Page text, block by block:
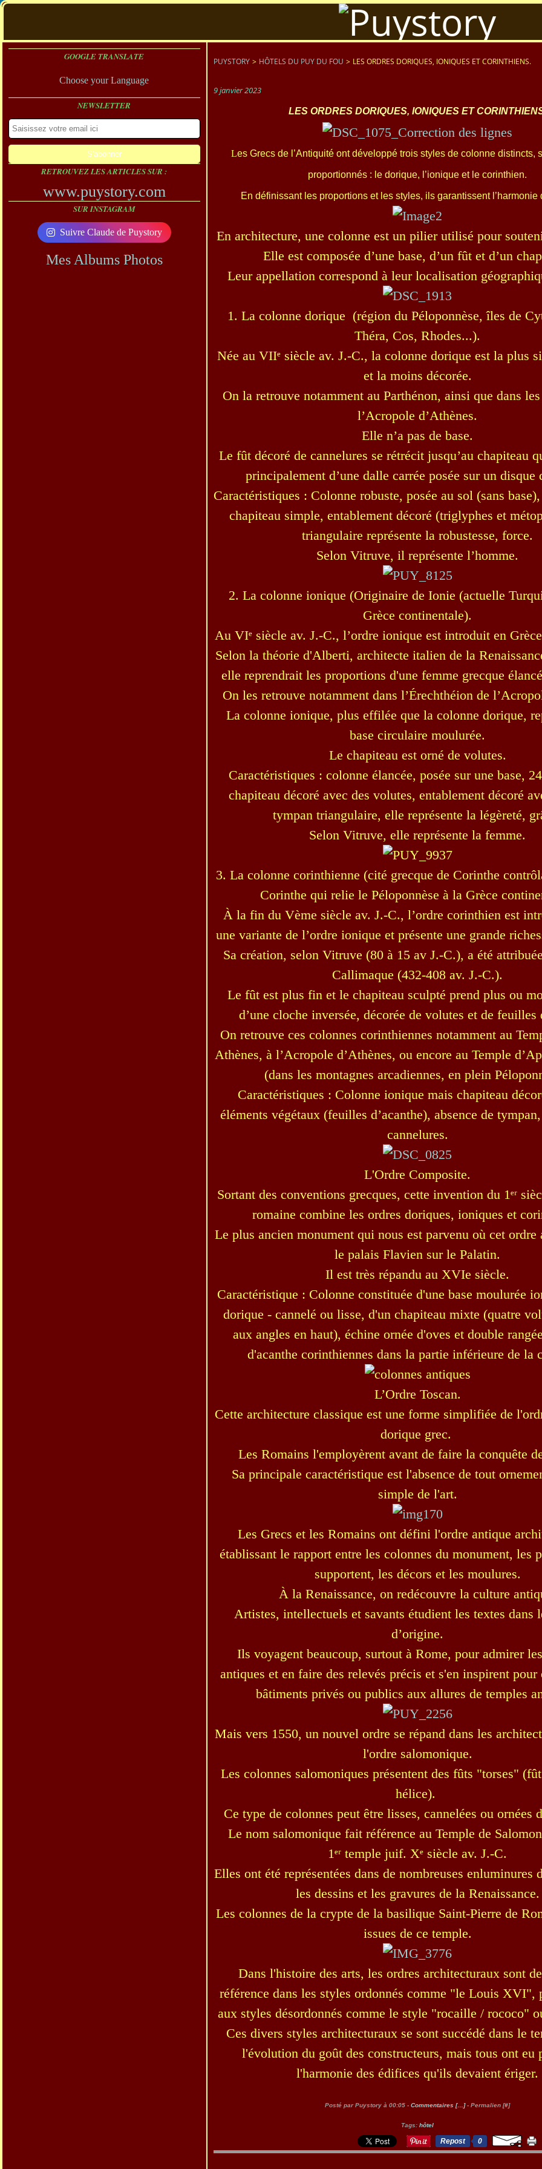
GOOGLE TRANSLATE
Choose your Language
NEWSLETTER
RETROUVEZ LES ARTICLES SUR :
www.puystory.com
SUR INSTAGRAM
Suivre Claude de Puystory
Mes Albums Photos
PUYSTORY > HÔTELS DU PUY DU FOU > LES ORDRES DORIQUES, IONIQUES ET CORINTHIENS.
9 janvier 2023
LES ORDRES DORIQUES, IONIQUES ET
Les Grecs de l’Antiquité ont développé trois styles de colonne distincts,
proportionnés : le dorique, l’ionique et le corinthien.
En définissant les proportions et les styles, ils garantissent l’harmonie
En architecture, une colonne est un pilier utilisé pour
Elle est composée d’une base, d’un fût et d’un
Leur appellation correspond à leur localisation
1. La colonne dorique (région du Péloponnèse, îles de
Théra, Cos, Rhodes...).
Née au VIIᵉ siècle av. J.-C., la colonne dorique est la plus
et la moins décorée.
On la retrouve notamment au Parthénon, ainsi que dans
l’Acropole d’Athènes.
Elle n’a pas de base.
Le fût décoré de cannelures se rétrécit jusqu’au chapiteau
principalement d’une dalle carrée posée sur un disque
Caractéristiques : Colonne robuste, posée au sol (sans
chapiteau simple, entablement décoré (triglyphes et
triangulaire représente la robustesse, force.
Selon Vitruve, il représente l’homme.
2. La colonne ionique (Originaire de Ionie (actuelle
Grèce continentale).
Au VIᵉ siècle av. J.-C., l’ordre ionique est introduit en
Selon la théorie d'Alberti, architecte italien de la
elle reprendrait les proportions d'une femme grecque
On les retrouve notamment dans l’Érechthéion de
La colonne ionique, plus effilée que la colonne dorique,
base circulaire moulurée.
Le chapiteau est orné de volutes.
Caractéristiques : colonne élancée, posée sur une base,
chapiteau décoré avec des volutes, entablement décoré
tympan triangulaire, elle représente la légèreté,
Selon Vitruve, elle représente la femme.
3. La colonne corinthienne (cité grecque de Corinthe
Corinthe qui relie le Péloponnèse à la Grèce
À la fin du Vème siècle av. J.-C., l’ordre corinthien est
une variante de l’ordre ionique et présente une grande
Sa création, selon Vitruve (80 à 15 av J.-C.), a été
Callimaque (432-408 av. J.-C.).
Le fût est plus fin et le chapiteau sculpté prend plus ou
d’une cloche inversée, décorée de volutes et de feuilles
On retrouve ces colonnes corinthiennes notamment au
Athènes, à l’Acropole d’Athènes, ou encore au Temple
(dans les montagnes arcadiennes, en plein
Caractéristiques : Colonne ionique mais chapiteau
éléments végétaux (feuilles d’acanthe), absence de
cannelures.
L'Ordre Composite.
Sortant des conventions grecques, cette invention du 1ᵉʳ
romaine combine les ordres doriques, ioniques et
Le plus ancien monument qui nous est parvenu où cet ordre
le palais Flavien sur le Palatin.
Il est très répandu au XVIe siècle.
Caractéristique : Colonne constituée d'une base moulurée
dorique - cannelé ou lisse, d'un chapiteau mixte (quatre
aux angles en haut), échine ornée d'oves et double
d'acanthe corinthiennes dans la partie inférieure de la
L’Ordre Toscan.
Cette architecture classique est une forme simplifiée de
dorique grec.
Les Romains l'employèrent avant de faire la conquête
Sa principale caractéristique est l'absence de tout
simple de l'art.
Les Grecs et les Romains ont défini l'ordre antique
établissant le rapport entre les colonnes du monument, les
supportent, les décors et les moulures.
À la Renaissance, on redécouvre la culture
Artistes, intellectuels et savants étudient les textes dans
d’origine.
Ils voyagent beaucoup, surtout à Rome, pour admirer
antiques et en faire des relevés précis et s'en inspirent pour
bâtiments privés ou publics aux allures de temples
Mais vers 1550, un nouvel ordre se répand dans les
l'ordre salomonique.
Les colonnes salomoniques présentent des fûts "torses"
hélice).
Ce type de colonnes peut être lisses, cannelées ou ornées
Le nom salomonique fait référence au Temple de
1ᵉʳ temple juif. Xᵉ siècle av. J.-C.
Elles ont été représentées dans de nombreuses enluminures
les dessins et les gravures de la Renaissance.
Les colonnes de la crypte de la basilique Saint-Pierre de
issues de ce temple.
Dans l'histoire des arts, les ordres architecturaux sont
référence dans les styles ordonnés comme "le Louis XVI",
aux styles désordonnés comme le style "rocaille / rococo"
Ces divers styles architecturaux se sont succédé dans le
l'évolution du goût des constructeurs, mais tous ont eu
l'harmonie des édifices qu'ils devaient ériger.
Posté par Puystory à 00:05 - Commentaires [… ]- Permalien [#]
Tags: hôtel
Repost 0